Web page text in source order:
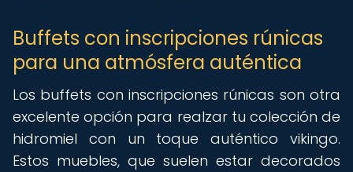
Buffets con inscripciones rúnicas
para una atmósfera auténtica
Los buffets con inscripciones rúnicas son otra
excelente opción para realzar tu colección de
hidromiel con un toque auténtico vikingo.
Estos muebles, que suelen estar decorados